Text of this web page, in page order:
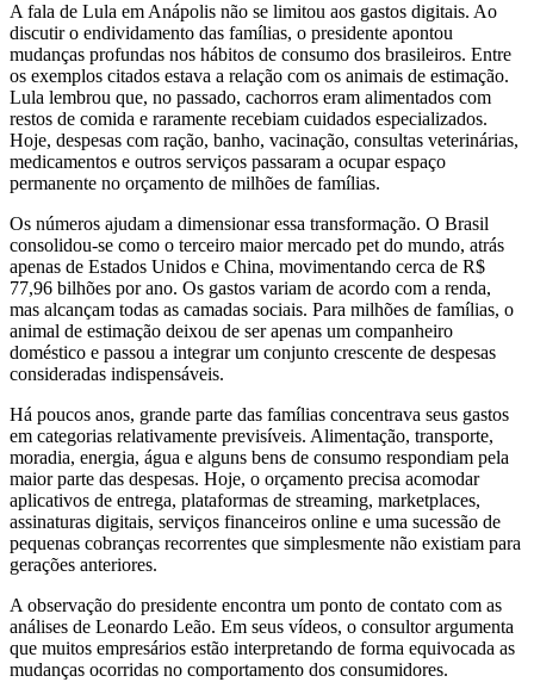
A fala de Lula em Anápolis não se limitou aos gastos digitais. Ao
discutir o endividamento das famílias, o presidente apontou
mudanças profundas nos hábitos de consumo dos brasileiros. Entre
os exemplos citados estava a relação com os animais de estimação.
Lula lembrou que, no passado, cachorros eram alimentados com
restos de comida e raramente recebiam cuidados especializados.
Hoje, despesas com ração, banho, vacinação, consultas veterinárias,
medicamentos e outros serviços passaram a ocupar espaço
permanente no orçamento de milhões de famílias.
Os números ajudam a dimensionar essa transformação. O Brasil
consolidou-se como o terceiro maior mercado pet do mundo, atrás
apenas de Estados Unidos e China, movimentando cerca de R$
77,96 bilhões por ano. Os gastos variam de acordo com a renda,
mas alcançam todas as camadas sociais. Para milhões de famílias, o
animal de estimação deixou de ser apenas um companheiro
doméstico e passou a integrar um conjunto crescente de despesas
consideradas indispensáveis.
Há poucos anos, grande parte das famílias concentrava seus gastos
em categorias relativamente previsíveis. Alimentação, transporte,
moradia, energia, água e alguns bens de consumo respondiam pela
maior parte das despesas. Hoje, o orçamento precisa acomodar
aplicativos de entrega, plataformas de streaming, marketplaces,
assinaturas digitais, serviços financeiros online e uma sucessão de
pequenas cobranças recorrentes que simplesmente não existiam para
gerações anteriores.
A observação do presidente encontra um ponto de contato com as
análises de Leonardo Leão. Em seus vídeos, o consultor argumenta
que muitos empresários estão interpretando de forma equivocada as
mudanças ocorridas no comportamento dos consumidores.